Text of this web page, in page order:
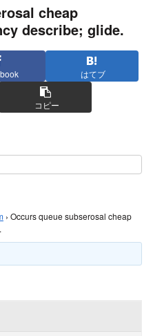
cheap
describe; glide.
はてブ
コピー
› Occurs queue subserosal cheap